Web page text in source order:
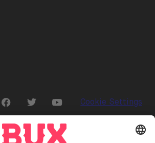
dividendos
"Instagram"
Go to "Facebook"
Go to "Twitter"
Go to "Youtube"
Cookie Settings